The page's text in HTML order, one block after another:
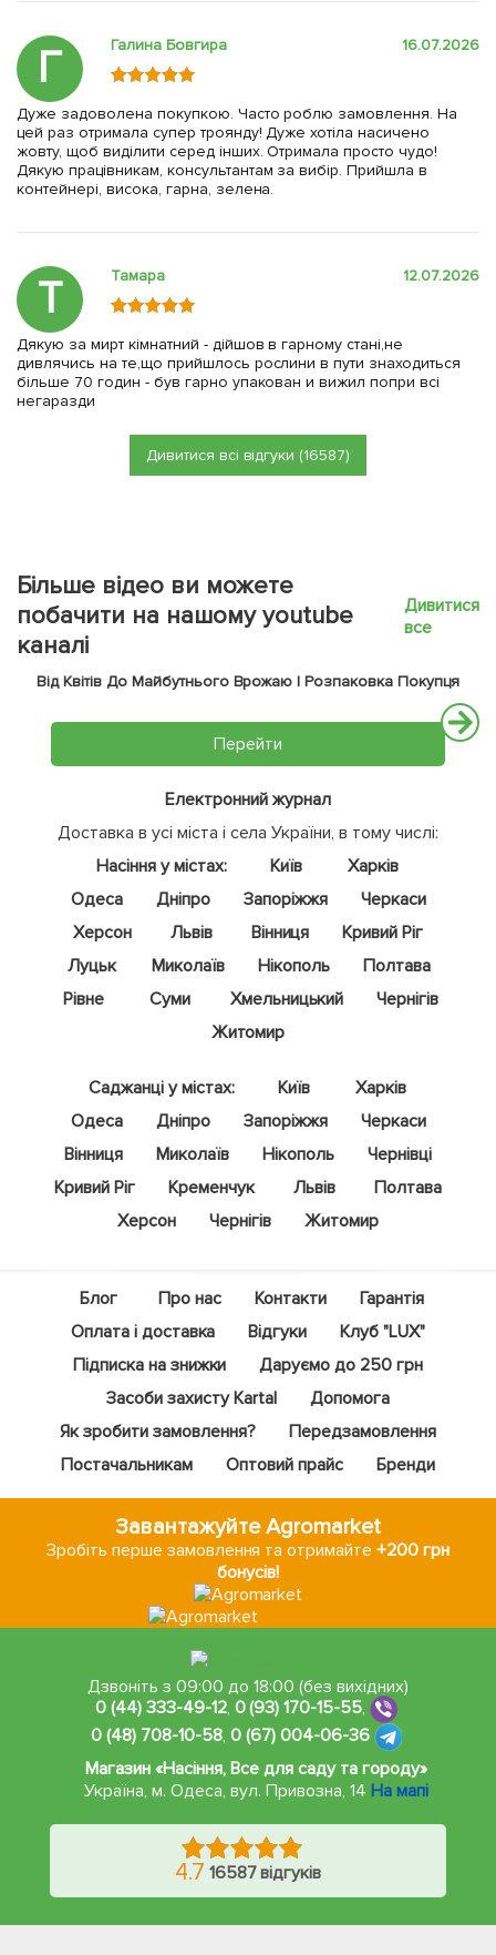
Г Галина Бовгира 16.07.2026
Дуже задоволена покупкою. Часто роблю замовлення. На
цей раз отримала супер троянду! Дуже хотіла насичено
жовту, щоб виділити серед інших. Отримала просто чудо!
Дякую працівникам, консультантам за вибір. Прийшла в
контейнері, висока, гарна, зелена.
Т Тамара 12.07.2026
Дякую за мирт кімнатний - дійшов в гарному стані,не
дивлячись на те,що прийшлось рослини в пути знаходиться
більше 70 годин - був гарно упакован и вижил попри всі
негаразди
Дивитися всі відгуки (16587)
Більше відео ви можете
побачити на нашому youtube
каналі
Дивитися
все
Від Квітів До Майбутнього Врожаю | Розпаковка Покупця
Перейти
Електронний журнал
Доставка в усі міста і села України, в тому числі:
Насіння у містах:
Київ
Харків
Одеса
Дніпро Запоріжжя
Черкаси
Херсон
Львів Вінниця
Кривий Ріг
Луцьк
Миколаїв Нікополь
Полтава
Рівне
Суми Хмельницький
Чернігів
Житомир
Саджанці у містах: Київ
Харків
Одеса
Дніпро Запоріжжя
Черкаси
Вінниця
Миколаїв Нікополь
Чернівці
Кривий Ріг
Кременчук Львів
Полтава
Херсон
Чернігів Житомир
Блог Про нас Контакти
Гарантія
Оплата і доставка
Відгуки
Клуб "LUX"
Підписка на знижки
Даруємо до 250 грн
Засоби захисту Kartal
Допомога
Як зробити замовлення?
Передзамовлення
Постачальникам
Оптовий прайс Бренди
Завантажуйте Agromarket
Зробіть перше замовлення та отримайте+200 грн
бонусів!
Дзвоніть з 09:00 до 18:00 (без вихідних)
0 (44) 333-49-12, 0 (93) 170-15-55,
0 (48) 708-10-58, 0 (67) 004-06-36
Магазин «Насіння, Все для саду та городу»
Україна, м. Одеса,вул. Привозна, 14 На мапі
4.7 16587 відгуків